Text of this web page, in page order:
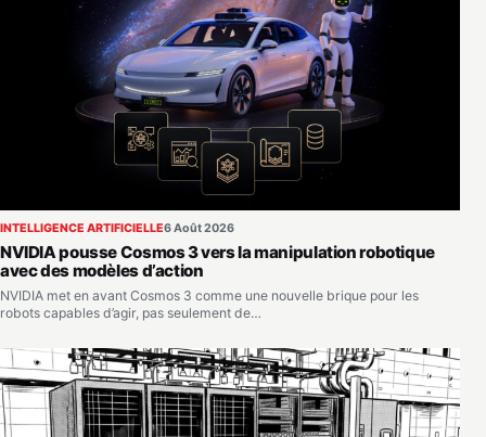
INTELLIGENCE ARTIFICIELLE6 Août 2026
NVIDIA pousse Cosmos 3 vers la manipulation robotique
avec des modèles d’action
NVIDIA met en avant Cosmos 3 comme une nouvelle brique pour les
robots capables d’agir, pas seulement de…